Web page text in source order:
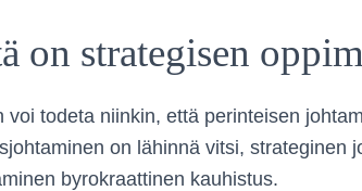
on strategisen
voi todeta niinkin, että perinteisen
on lähinnä vitsi, strateginen
byrokraattinen kauhistus.